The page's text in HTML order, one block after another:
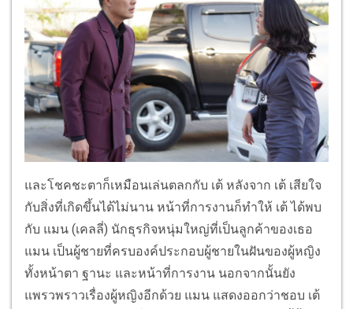
และโชคชะตาก็เหมือนเล่นตลกกับ เต้ หลังจาก เต้ เสียใจ
กับสิ่งที่เกิดขึ้นได้ไม่นาน หน้าที่การงานก็ทำให้ เต้ ได้พบ
กับ แมน (เคลลี่) นักธุรกิจหนุ่มใหญ่ที่เป็นลูกค้าของเธอ
แมน เป็นผู้ชายที่ครบองค์ประกอบผู้ชายในฝันของผู้หญิง
ทั้งหน้าตา ฐานะ และหน้าที่การงาน นอกจากนั้นยัง
แพรวพราวเรื่องผู้หญิงอีกด้วย แมน แสดงออกว่าชอบ เต้